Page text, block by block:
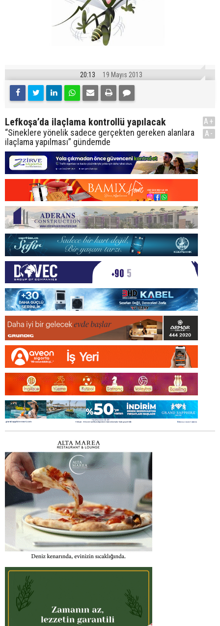
20:13 19 Mayıs 2013
Lefkoşa’da ilaçlama kontrollü yapılacak
“Sineklere yönelik sadece gerçekten gereken alanlara
ilaçlama yapılması” gündemde
A+
A-